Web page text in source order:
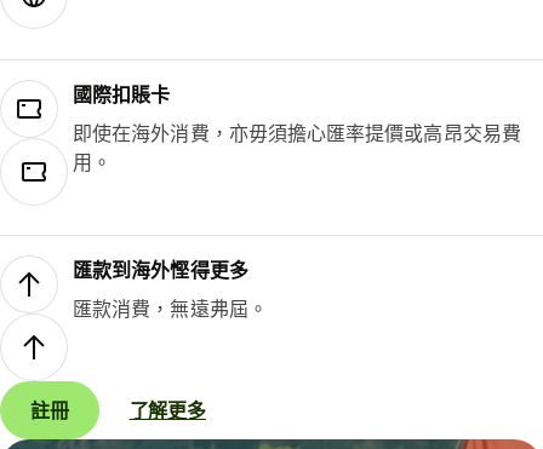
國際扣賬卡
即使在海外消費，亦毋須擔心匯率提價或高昂交易費
用。
匯款到海外慳得更多
匯款消費，無遠弗屆。
註冊 了解更多